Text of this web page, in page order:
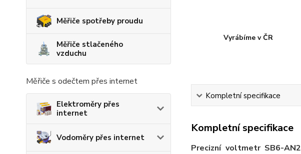
Měřiče spotřeby proudu
Měřiče stlačeného
vzduchu
Měřiče s odečtem přes internet
Elektroměry přes
internet
Vodoměry přes internet
Vyrábíme v ČR
Kompletní specifikace
Kompletní specifikace
Precizní voltmetr SB6-AN2